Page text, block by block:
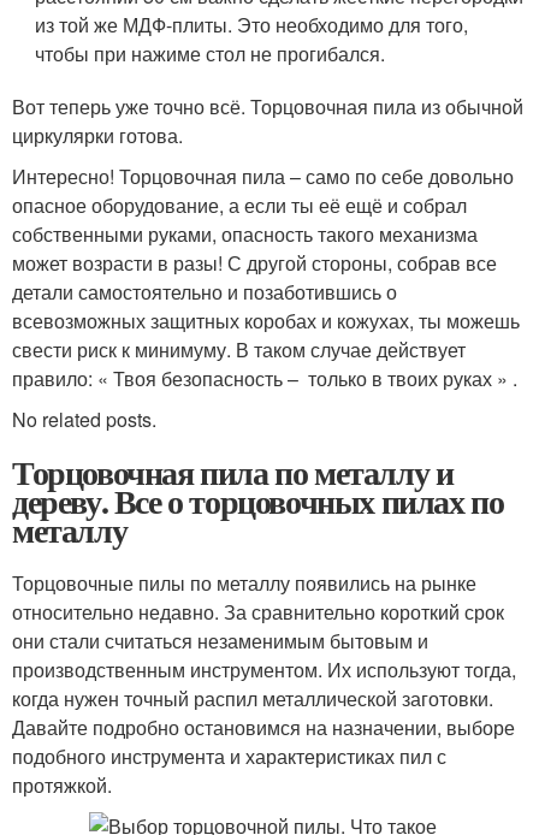
из той же МДФ-плиты. Это необходимо для того,
чтобы при нажиме стол не прогибался.
Вот теперь уже точно всё. Торцовочная пила из обычной
циркулярки готова.
Интересно! Торцовочная пила – само по себе довольно
опасное оборудование, а если ты её ещё и собрал
собственными руками, опасность такого механизма
может возрасти в разы! С другой стороны, собрав все
детали самостоятельно и позаботившись о
всевозможных защитных коробах и кожухах, ты можешь
свести риск к минимуму. В таком случае действует
правило: « Твоя безопасность – только в твоих руках » .
No related posts.
Торцовочная пила по металлу и
дереву. Все о торцовочных пилах по
металлу
Торцовочные пилы по металлу появились на рынке
относительно недавно. За сравнительно короткий срок
они стали считаться незаменимым бытовым и
производственным инструментом. Их используют тогда,
когда нужен точный распил металлической заготовки.
Давайте подробно остановимся на назначении, выборе
подобного инструмента и характеристиках пил с
протяжкой.